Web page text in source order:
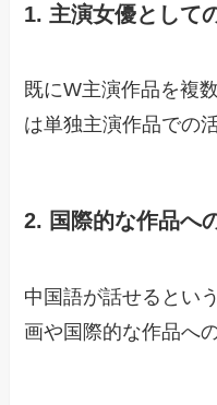
1. 主演女優として
既にW主演作品を複
は単独主演作品での
2. 国際的な作品へ
中国語が話せるとい
画や国際的な作品へ